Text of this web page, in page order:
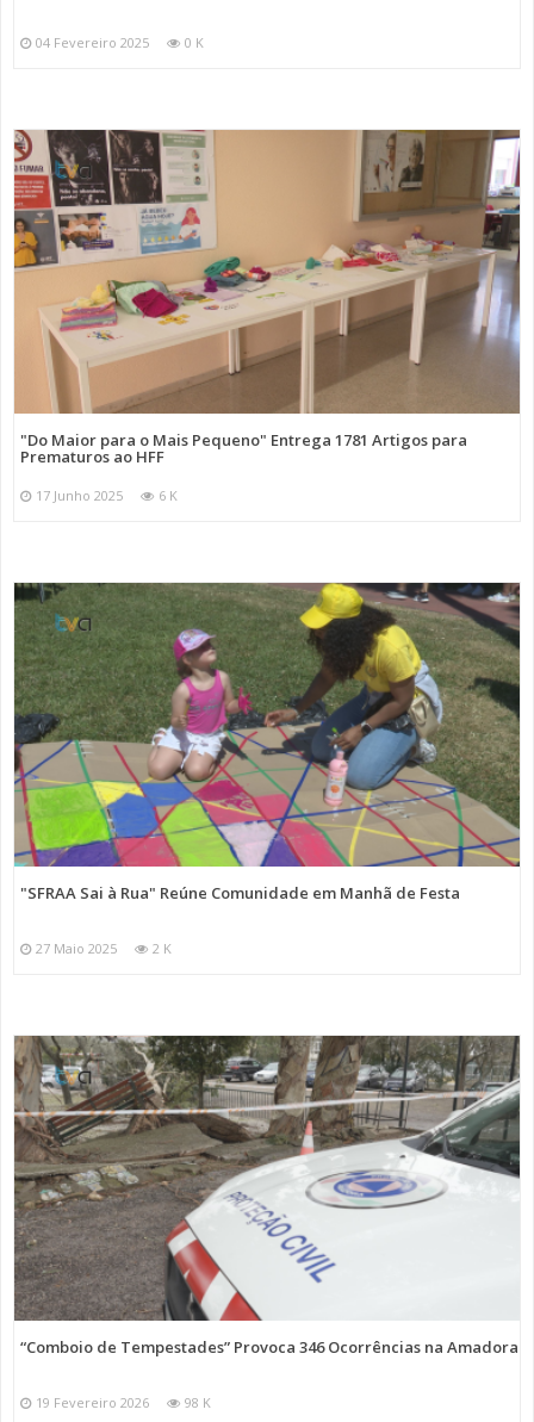
04 Fevereiro 2025 0 K
"Do Maior para o Mais Pequeno" Entrega 1781 Artigos para
Prematuros ao HFF
17 Junho 2025 6 K
"SFRAA Sai à Rua" Reúne Comunidade em Manhã de Festa
27 Maio 2025 2 K
“Comboio de Tempestades” Provoca 346 Ocorrências na Amadora
19 Fevereiro 2026 98 K